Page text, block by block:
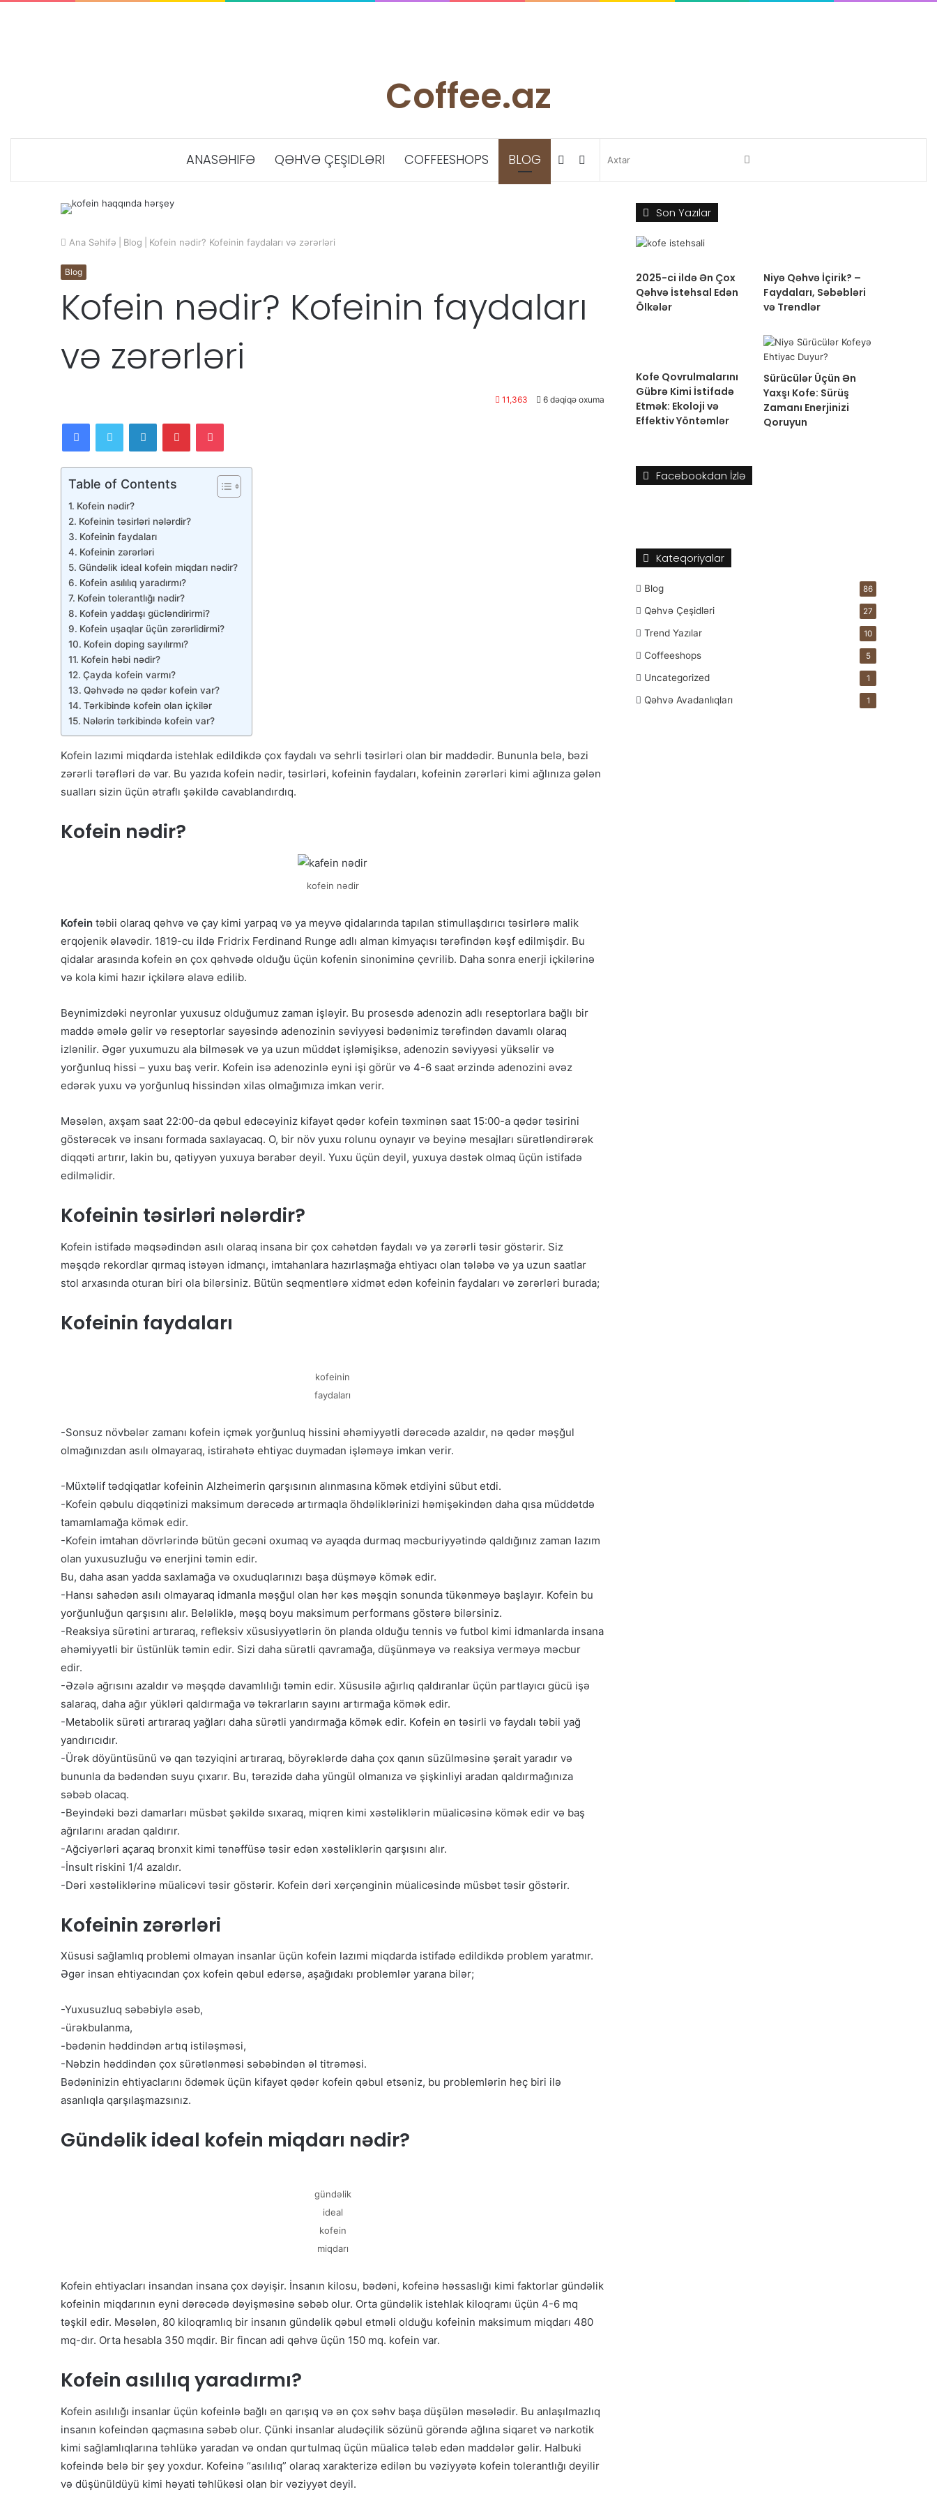
Coffee.az
ANASƏHIFƏ QƏHVƏ ÇEŞIDLƏRI COFFEESHOPS BLOG Axtar
Instagram
Facebook
Ana Səhifə Blog Kofein nədir? Kofeinin faydaları və zərərləri
Blog
Kofein nədir? Kofeinin faydaları
və zərərləri
11,363 6 dəqiqə oxuma
FacebookTwitter LinkedInPinterestPocket
Table of Contents
Kofein nədir?
Kofeinin təsirləri nələrdir?
Kofeinin faydaları
Kofeinin zərərləri
Gündəlik ideal kofein miqdarı nədir?
Kofein asılılıq yaradırmı?
Kofein tolerantlığı nədir?
Kofein yaddaşı gücləndirirmi?
Kofein uşaqlar üçün zərərlidirmi?
Kofein doping sayılırmı?
Kofein həbi nədir?
Çayda kofein varmı?
Qəhvədə nə qədər kofein var?
Tərkibində kofein olan içkilər
Nələrin tərkibində kofein var?
Kofein lazımi miqdarda istehlak edildikdə çox faydalı və sehrli təsirləri olan bir maddədir. Bununla belə, bəzi
zərərli tərəfləri də var. Bu yazıda kofein nədir, təsirləri, kofeinin faydaları, kofeinin zərərləri kimi ağlınıza gələn
sualları sizin üçün ətraflı şəkildə cavablandırdıq.
Kofein nədir?
kofein nədir
Kofein təbii olaraq qəhvə və çay kimi yarpaq və ya meyvə qidalarında tapılan stimullaşdırıcı təsirlərə malik
erqojenik əlavədir. 1819-cu ildə Fridrix Ferdinand Runge adlı alman kimyaçısı tərəfindən kəşf edilmişdir. Bu
qidalar arasında kofein ən çox qəhvədə olduğu üçün kofenin sinoniminə çevrilib. Daha sonra enerji içkilərinə
və kola kimi hazır içkilərə əlavə edilib.
Beynimizdəki neyronlar yuxusuz olduğumuz zaman işləyir. Bu prosesdə adenozin adlı reseptorlara bağlı bir
maddə əmələ gəlir və reseptorlar sayəsində adenozinin səviyyəsi bədənimiz tərəfindən davamlı olaraq
izlənilir. Əgər yuxumuzu ala bilməsək və ya uzun müddət işləmişiksə, adenozin səviyyəsi yüksəlir və
yorğunluq hissi – yuxu baş verir. Kofein isə adenozinlə eyni işi görür və 4-6 saat ərzində adenozini əvəz
edərək yuxu və yorğunluq hissindən xilas olmağımıza imkan verir.
Məsələn, axşam saat 22:00-da qəbul edəcəyiniz kifayət qədər kofein təxminən saat 15:00-a qədər təsirini
göstərəcək və insanı formada saxlayacaq. O, bir növ yuxu rolunu oynayır və beyinə mesajları sürətləndirərək
diqqəti artırır, lakin bu, qətiyyən yuxuya bərabər deyil. Yuxu üçün deyil, yuxuya dəstək olmaq üçün istifadə
edilməlidir.
Kofeinin təsirləri nələrdir?
Kofein istifadə məqsədindən asılı olaraq insana bir çox cəhətdən faydalı və ya zərərli təsir göstərir. Siz
məşqdə rekordlar qırmaq istəyən idmançı, imtahanlara hazırlaşmağa ehtiyacı olan tələbə və ya uzun saatlar
stol arxasında oturan biri ola bilərsiniz. Bütün seqmentlərə xidmət edən kofeinin faydaları və zərərləri burada;
Kofeinin faydaları
kofeinin
faydaları
-Sonsuz növbələr zamanı kofein içmək yorğunluq hissini əhəmiyyətli dərəcədə azaldır, nə qədər məşğul
olmağınızdan asılı olmayaraq, istirahətə ehtiyac duymadan işləməyə imkan verir.
-Müxtəlif tədqiqatlar kofeinin Alzheimerin qarşısının alınmasına kömək etdiyini sübut etdi.
-Kofein qəbulu diqqətinizi maksimum dərəcədə artırmaqla öhdəliklərinizi həmişəkindən daha qısa müddətdə
tamamlamağa kömək edir.
-Kofein imtahan dövrlərində bütün gecəni oxumaq və ayaqda durmaq məcburiyyətində qaldığınız zaman lazım
olan yuxusuzluğu və enerjini təmin edir.
Bu, daha asan yadda saxlamağa və oxuduqlarınızı başa düşməyə kömək edir.
-Hansı sahədən asılı olmayaraq idmanla məşğul olan hər kəs məşqin sonunda tükənməyə başlayır. Kofein bu
yorğunluğun qarşısını alır. Beləliklə, məşq boyu maksimum performans göstərə bilərsiniz.
-Reaksiya sürətini artıraraq, refleksiv xüsusiyyətlərin ön planda olduğu tennis və futbol kimi idmanlarda insana
əhəmiyyətli bir üstünlük təmin edir. Sizi daha sürətli qavramağa, düşünməyə və reaksiya verməyə məcbur
edir.
-Əzələ ağrısını azaldır və məşqdə davamlılığı təmin edir. Xüsusilə ağırlıq qaldıranlar üçün partlayıcı gücü işə
salaraq, daha ağır yükləri qaldırmağa və təkrarların sayını artırmağa kömək edir.
-Metabolik sürəti artıraraq yağları daha sürətli yandırmağa kömək edir. Kofein ən təsirli və faydalı təbii yağ
yandırıcıdır.
-Ürək döyüntüsünü və qan təzyiqini artıraraq, böyrəklərdə daha çox qanın süzülməsinə şərait yaradır və
bununla da bədəndən suyu çıxarır. Bu, tərəzidə daha yüngül olmanıza və şişkinliyi aradan qaldırmağınıza
səbəb olacaq.
-Beyindəki bəzi damarları müsbət şəkildə sıxaraq, miqren kimi xəstəliklərin müalicəsinə kömək edir və baş
ağrılarını aradan qaldırır.
-Ağciyərləri açaraq bronxit kimi tənəffüsə təsir edən xəstəliklərin qarşısını alır.
-İnsult riskini 1/4 azaldır.
-Dəri xəstəliklərinə müalicəvi təsir göstərir. Kofein dəri xərçənginin müalicəsində müsbət təsir göstərir.
Kofeinin zərərləri
Xüsusi sağlamlıq problemi olmayan insanlar üçün kofein lazımi miqdarda istifadə edildikdə problem yaratmır.
Əgər insan ehtiyacından çox kofein qəbul edərsə, aşağıdakı problemlər yarana bilər;
-Yuxusuzluq səbəbiylə əsəb,
-ürəkbulanma,
-bədənin həddindən artıq istiləşməsi,
-Nəbzin həddindən çox sürətlənməsi səbəbindən əl titrəməsi.
Bədəninizin ehtiyaclarını ödəmək üçün kifayət qədər kofein qəbul etsəniz, bu problemlərin heç biri ilə
asanlıqla qarşılaşmazsınız.
Gündəlik ideal kofein miqdarı nədir?
gündəlik
ideal
kofein
miqdarı
Kofein ehtiyacları insandan insana çox dəyişir. İnsanın kilosu, bədəni, kofeinə həssaslığı kimi faktorlar gündəlik
kofeinin miqdarının eyni dərəcədə dəyişməsinə səbəb olur. Orta gündəlik istehlak kiloqramı üçün 4-6 mq
təşkil edir. Məsələn, 80 kiloqramlıq bir insanın gündəlik qəbul etməli olduğu kofeinin maksimum miqdarı 480
mq-dır. Orta hesabla 350 mqdir. Bir fincan adi qəhvə üçün 150 mq. kofein var.
Kofein asılılıq yaradırmı?
Kofein asılılığı insanlar üçün kofeinlə bağlı ən qarışıq və ən çox səhv başa düşülən məsələdir. Bu anlaşılmazlıq
insanın kofeindən qaçmasına səbəb olur. Çünki insanlar aludəçilik sözünü görəndə ağlına siqaret və narkotik
kimi sağlamlıqlarına təhlükə yaradan və ondan qurtulmaq üçün müalicə tələb edən maddələr gəlir. Halbuki
kofeində belə bir şey yoxdur. Kofeinə “asılılıq” olaraq xarakterizə edilən bu vəziyyətə kofein tolerantlığı deyilir
və düşünüldüyü kimi həyati təhlükəsi olan bir vəziyyət deyil.
Son Yazılar
2025-ci ildə Ən Çox
Qəhvə İstehsal Edən
Ölkələr
Niyə Qəhvə İçirik? –
Faydaları, Səbəbləri
və Trendlər
Kofe Qovrulmalarını
Gübrə Kimi İstifadə
Etmək: Ekoloji və
Effektiv Yöntəmlər
Sürücülər Üçün Ən
Yaxşı Kofe: Sürüş
Zamanı Enerjinizi
Qoruyun
Facebookdan İzlə
Kateqoriyalar
Blog 86
Qəhvə Çeşidləri 27
Trend Yazılar 10
Coffeeshops 5
Uncategorized 1
Qəhvə Avadanlıqları 1